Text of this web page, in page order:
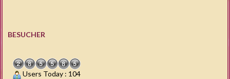
BESUCHER
Users Today : 104